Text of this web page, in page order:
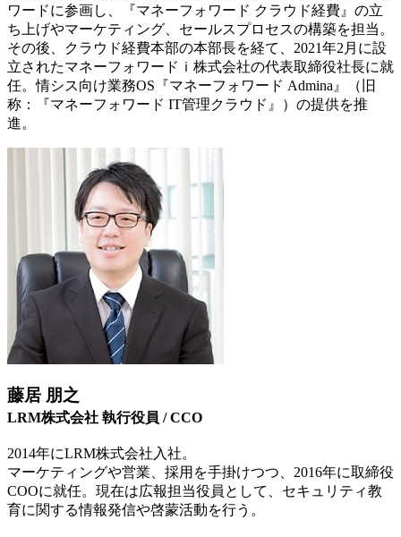
ワードに参画し、『マネーフォワード クラウド経費』の立
ち上げやマーケティング、セールスプロセスの構築を担当。
その後、クラウド経費本部の本部長を経て、2021年2月に設
立されたマネーフォワードｉ株式会社の代表取締役社長に就
任。情シス向け業務OS『マネーフォワード Admina』（旧
称：『マネーフォワード IT管理クラウド』）の提供を推
進。
藤居 朋之
LRM株式会社 執行役員 / CCO
2014年にLRM株式会社入社。
マーケティングや営業、採用を手掛けつつ、2016年に取締役
COOに就任。現在は広報担当役員として、セキュリティ教
育に関する情報発信や啓蒙活動を行う。